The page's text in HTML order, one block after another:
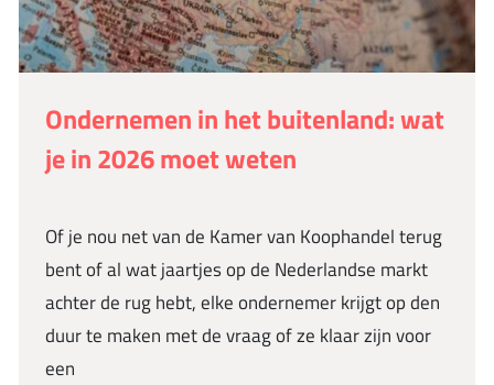
Ondernemen in het buitenland: wat
je in 2026 moet weten
Of je nou net van de Kamer van Koophandel terug
bent of al wat jaartjes op de Nederlandse markt
achter de rug hebt, elke ondernemer krijgt op den
duur te maken met de vraag of ze klaar zijn voor
een